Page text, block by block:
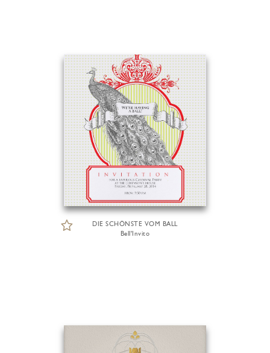
DIE SCHÖNSTE VOM BALL
Bell'Invito